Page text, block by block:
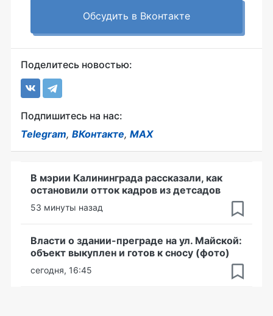
Обсудить в Вконтакте
Поделитесь новостью:
Подпишитесь на нас:
Telegram, ВКонтакте, MAX
В мэрии Калининграда рассказали, как
остановили отток кадров из детсадов
53 минуты назад
Власти о здании-преграде на ул. Майской:
объект выкуплен и готов к сносу (фото)
сегодня, 16:45